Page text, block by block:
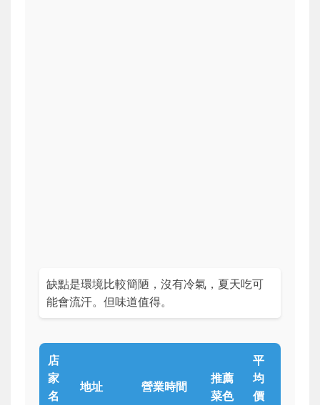
缺點是環境比較簡陋，沒有冷氣，夏天吃可
能會流汗。但味道值得。
店
家
名
地址 營業時間
推薦
菜色
平
均
價